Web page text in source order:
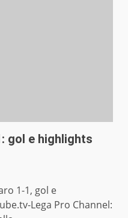
gol e highlights
1-1, gol e
Lega Pro Channel: